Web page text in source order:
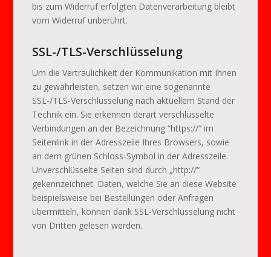
bis zum Widerruf erfolgten Datenverarbeitung bleibt
vom Widerruf unberührt.
SSL-/TLS-Verschlüsselung
Um die Vertraulichkeit der Kommunikation mit Ihnen
zu gewährleisten, setzen wir eine sogenannte
SSL-/TLS-Verschlüsselung nach aktuellem Stand der
Technik ein. Sie erkennen derart verschlüsselte
Verbindungen an der Bezeichnung “https://“ im
Seitenlink in der Adresszeile Ihres Browsers, sowie
an dem grünen Schloss-Symbol in der Adresszeile.
Unverschlüsselte Seiten sind durch „http://“
gekennzeichnet. Daten, welche Sie an diese Website
beispielsweise bei Bestellungen oder Anfragen
übermitteln, können dank SSL-Verschlüsselung nicht
von Dritten gelesen werden.